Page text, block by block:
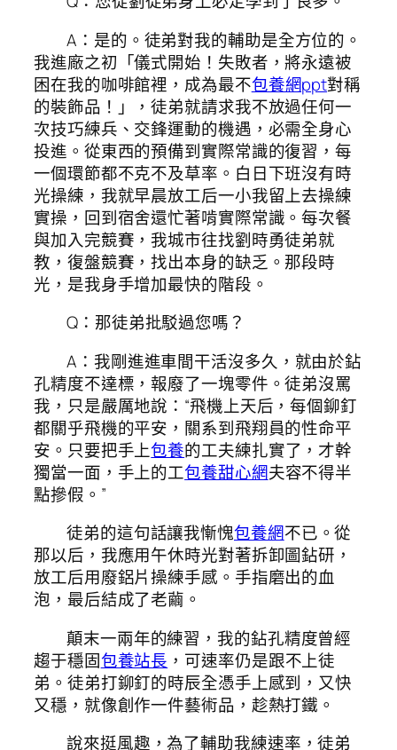
A：是的。徒弟對我的輔助是全方位的。
我進廠之初「儀式開始！失敗者，將永遠被
困在我的咖啡館裡，成為最不包養網ppt對稱
的裝飾品！」，徒弟就請求我不放過任何一
次技巧練兵、交鋒運動的機遇，必需全身心
投進。從東西的預備到實際常識的復習，每
一個環節都不克不及草率。白日下班沒有時
光操練，我就早晨放工后一小我留上去操練
實操，回到宿舍還忙著啃實際常識。每次餐
與加入完競賽，我城市往找劉時勇徒弟就
教，復盤競賽，找出本身的缺乏。那段時
光，是我身手增加最快的階段。
Q：那徒弟批駁過您嗎？
A：我剛進進車間干活沒多久，就由於鉆
孔精度不達標，報廢了一塊零件。徒弟沒罵
我，只是嚴厲地說：“飛機上天后，每個鉚釘
都關乎飛機的平安，關系到飛翔員的性命平
安。只要把手上包養的工夫練扎實了，才幹
獨當一面，手上的工包養甜心網夫容不得半
點摻假。”
徒弟的這句話讓我慚愧包養網不已。從
那以后，我應用午休時光對著拆卸圖鉆研，
放工后用廢鋁片操練手感。手指磨出的血
泡，最后結成了老繭。
顛末一兩年的練習，我的鉆孔精度曾經
趨于穩固包養站長 ，可速率仍是跟不上徒
弟。徒弟打鉚釘的時辰全憑手上感到，又快
又穩，就像創作一件藝術品，趁熱打鐵。
說來挺風趣，為了輔助我練速率，徒弟